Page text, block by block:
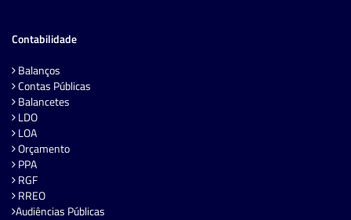
Contabilidade
Balanços
Contas Públicas
Balancetes
LDO
LOA
Orçamento
PPA
RGF
RREO
Audiências Públicas